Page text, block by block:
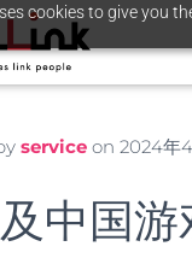
cookies to give you
service on 2024年
中国